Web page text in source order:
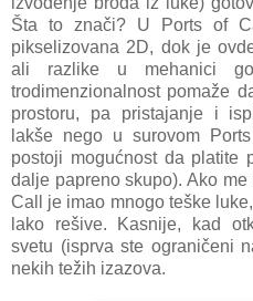
Šta to znači? U Ports of
pikselizovana 2D, dok je
ali razlike u mehanici
trodimenzionalnost pomaže
prostoru, pa pristajanje i
lakše nego u surovom
postoji mogućnost da platite
dalje papreno skupo). Ako
Call je imao mnogo teške
lako rešive. Kasnije, kad
svetu (isprva ste ograničeni
nekih težih izazova.